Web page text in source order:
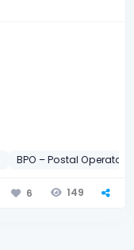
BPO – Postal Operator-
6 149